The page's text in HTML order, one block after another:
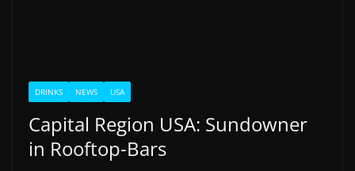
DRINKS NEWS USA
Capital Region USA: Sundowner
in Rooftop-Bars